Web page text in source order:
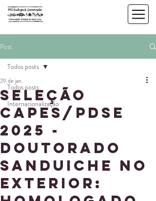
Post
Todos posts
Internacionalização
Todos posts
Seleção
CAPES/PDSE
2025 -
Doutorado
sanduiche no
exterior:
29 de jan.